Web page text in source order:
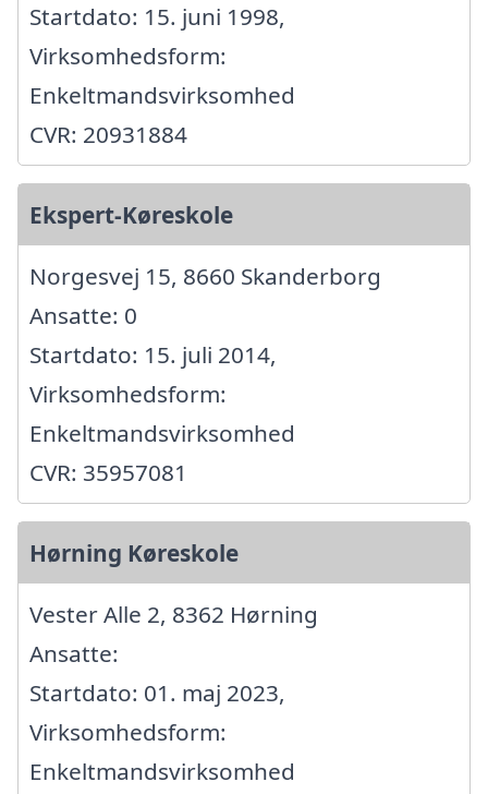
Startdato: 15. juni 1998,
Virksomhedsform:
Enkeltmandsvirksomhed
CVR: 20931884
Ekspert-Køreskole
Norgesvej 15, 8660 Skanderborg
Ansatte: 0
Startdato: 15. juli 2014,
Virksomhedsform:
Enkeltmandsvirksomhed
CVR: 35957081
Hørning Køreskole
Vester Alle 2, 8362 Hørning
Ansatte:
Startdato: 01. maj 2023,
Virksomhedsform:
Enkeltmandsvirksomhed